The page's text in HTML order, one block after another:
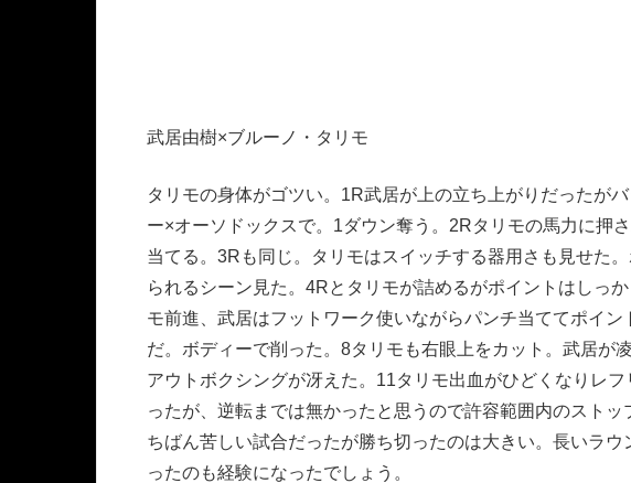
武居由樹×ブルーノ・タリモ
タリモの身体がゴツい。1R武居が上の立ち上がりだったが
ー×オーソドックスで。1ダウン奪う。2Rタリモの馬力に押
当てる。3Rも同じ。タリモはスイッチする器用さも見せた
られるシーン見た。4Rとタリモが詰めるがポイントはしっ
モ前進、武居はフットワーク使いながらパンチ当ててポイ
だ。ボディーで削った。8タリモも右眼上をカット。武居が
アウトボクシングが冴えた。11タリモ出血がひどくなりレ
ったが、逆転までは無かったと思うので許容範囲内のスト
ちばん苦しい試合だったが勝ち切ったのは大きい。長いラ
ったのも経験になったでしょう。